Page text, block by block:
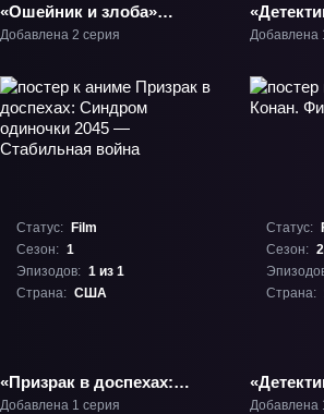
«Ошейник и злоба»
Фильм-1
Добавлена 2 серия Добавлена
Статус:
Film
Сезон: 1
Эпизодов: 1 из 1
Страна: США
«Призрак в доспехах:
Синдром одиночки
Добавлена 1 серия
Статус:
Сезон:
Страна:
Фильм
Добавлена